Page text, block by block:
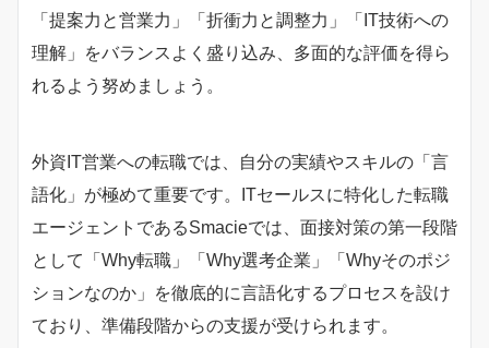
「提案力と営業力」「折衝力と調整力」「IT技術への
理解」をバランスよく盛り込み、多面的な評価を得ら
れるよう努めましょう。
外資IT営業への転職では、自分の実績やスキルの「言
語化」が極めて重要です。ITセールスに特化した転職
エージェントであるSmacieでは、面接対策の第一段階
として「Why転職」「Why選考企業」「Whyそのポジ
ションなのか」を徹底的に言語化するプロセスを設け
ており、準備段階からの支援が受けられます。